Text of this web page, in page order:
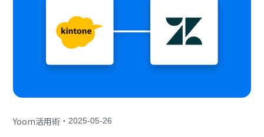
Yoom活用術 ・2025-05-26